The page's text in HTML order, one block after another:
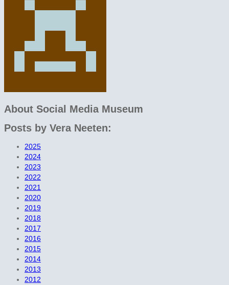
About Social Media Museum
Posts by Vera Neeten:
2025
2024
2023
2022
2021
2020
2019
2018
2017
2016
2015
2014
2013
2012